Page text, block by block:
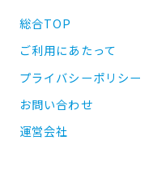
総合TOP
ご利用にあたって
プライバシーポリシー
お問い合わせ
運営会社